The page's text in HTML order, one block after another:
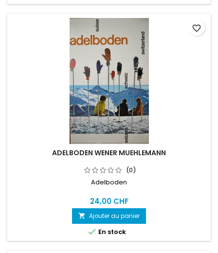
ADELBODEN WENER MUEHLEMANN
(0)
Adelboden
24,00 CHF
 Ajouter au panier
 En stock
favorite_border